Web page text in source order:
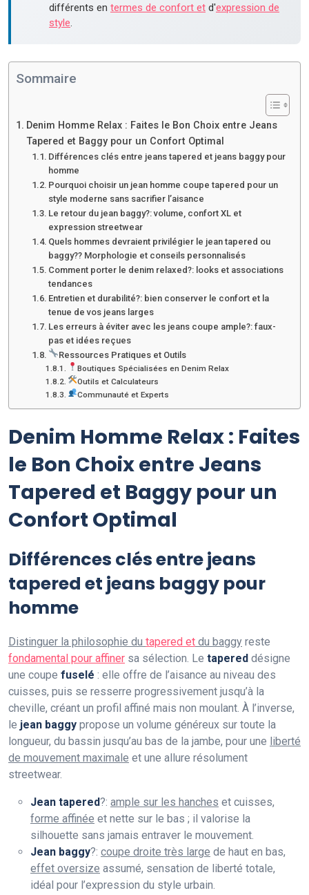
différents en termes de confort et d'expression de
style.
Sommaire
Denim Homme Relax : Faites le Bon Choix entre Jeans
Tapered et Baggy pour un Confort Optimal
Différences clés entre jeans tapered et jeans baggy pour
homme
Pourquoi choisir un jean homme coupe tapered pour un
style moderne sans sacrifier l’aisance
Le retour du jean baggy?: volume, confort XL et
expression streetwear
Quels hommes devraient privilégier le jean tapered ou
baggy?? Morphologie et conseils personnalisés
Comment porter le denim relaxed?: looks et associations
tendances
Entretien et durabilité?: bien conserver le confort et la
tenue de vos jeans larges
Les erreurs à éviter avec les jeans coupe ample?: faux-
pas et idées reçues
Ressources Pratiques et Outils
Boutiques Spécialisées en Denim Relax
Outils et Calculateurs
Communauté et Experts
Denim Homme Relax : Faites
le Bon Choix entre Jeans
Tapered et Baggy pour un
Confort Optimal
Différences clés entre jeans
tapered et jeans baggy pour
homme
Distinguer la philosophie du tapered et du baggy reste
fondamental pour affiner sa sélection. Le tapered désigne
une coupe fuselé : elle offre de l’aisance au niveau des
cuisses, puis se resserre progressivement jusqu’à la
cheville, créant un profil affiné mais non moulant. À l’inverse,
le jean baggy propose un volume généreux sur toute la
longueur, du bassin jusqu’au bas de la jambe, pour une liberté
de mouvement maximale et une allure résolument
streetwear.
Jean tapered?: ample sur les hanches et cuisses,
forme affinée et nette sur le bas ; il valorise la
silhouette sans jamais entraver le mouvement.
Jean baggy?: coupe droite très large de haut en bas,
effet oversize assumé, sensation de liberté totale,
idéal pour l’expression du style urbain.